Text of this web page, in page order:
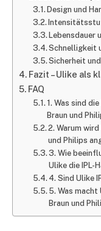
Design und
Lebensdauer
Schnelligkeit
Sicherheit
Fazit – Ulike als
FAQ
1. Was sind
Braun und
2. Warum
und Philips
3. Wie
Ulike die IPL-
4. Sind Ulike
5. Was macht
Braun und